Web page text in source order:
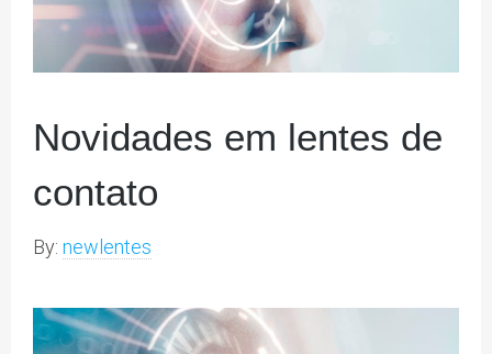
Novidades em lentes de
contato
By: newlentes